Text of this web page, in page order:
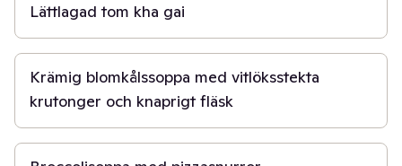
Lättlagad tom kha gai
30 min
Krämig blomkålssoppa med vitlöksstekta
krutonger och knaprigt fläsk
30 min